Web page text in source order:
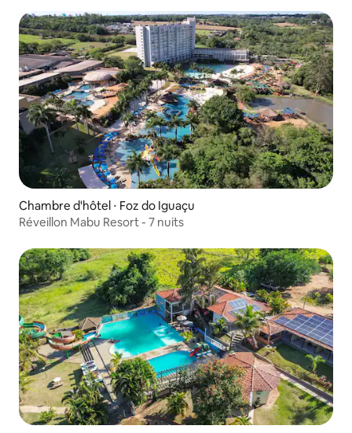
Chambre d'hôtel ⋅ Foz do Iguaçu
Réveillon Mabu Resort - 7 nuits